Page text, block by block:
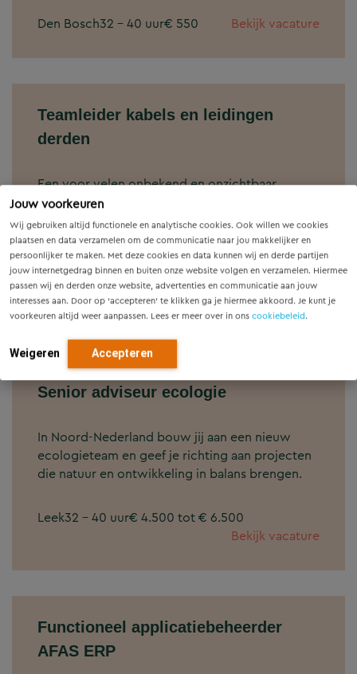
Jouw voorkeuren
Wij gebruiken altijd functionele en analytische cookies. Ook willen we cookies
plaatsen en data verzamelen om de communicatie naar jou makkelijker en
persoonlijker te maken. Met deze cookies en data kunnen wij en derde partijen
jouw internetgedrag binnen en buiten onze website volgen en verzamelen. Hiermee
passen wij en derden onze website, advertenties en communicatie aan jouw
interesses aan. Door op ‘accepteren’ te klikken ga je hiermee akkoord. Je kunt je
voorkeuren altijd weer aanpassen. Lees er meer over in ons cookiebeleid.
Weigeren Accepteren
Den Bosch32 - 40 uur€ 550 Bekijk vacature
Teamleider kabels en leidingen
derden
Een voor velen onbekend en onzichtbaar
fenomeen; ondergrondse kabels en leidingen.
Ze vormen onderdeel van de ruggengraat van
onze infrastructuur.
Utrecht32 - 40 uur€ 5.500 tot € 7.500
Bekijk vacature
Senior adviseur ecologie
In Noord-Nederland bouw jij aan een nieuw
ecologieteam en geef je richting aan projecten
die natuur en ontwikkeling in balans brengen.
Leek32 - 40 uur€ 4.500 tot € 6.500
Bekijk vacature
Functioneel applicatiebeheerder
AFAS ERP